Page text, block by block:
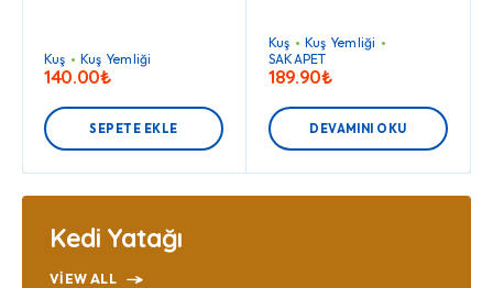
Kuş Kuş Yemliği
140.00₺
SEPETE EKLE
Kuş
Kuş Yemliği
SAKAPET
189.90₺
DEVAMINI OKU
Kedi Yatağı
VIEW ALL